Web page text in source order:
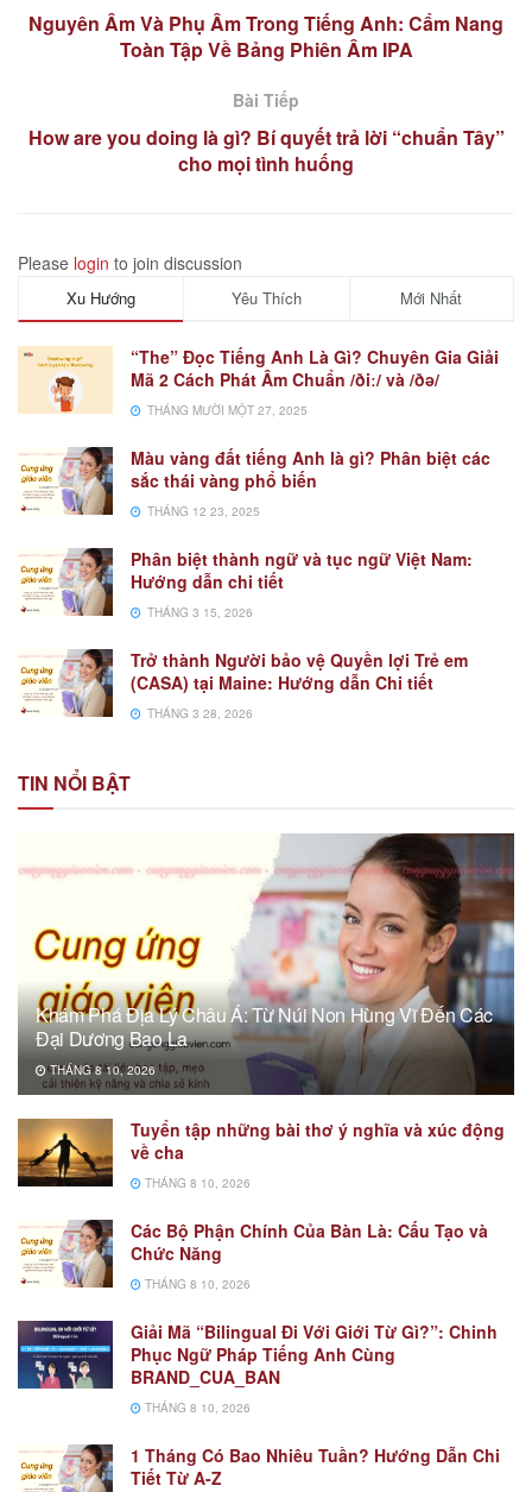
Nguyên Âm Và Phụ Âm Trong Tiếng Anh: Cẩm Nang
Toàn Tập Về Bảng Phiên Âm IPA
Bài Tiếp
How are you doing là gì? Bí quyết trả lời “chuẩn Tây”
cho mọi tình huống
Please login to join discussion
Xu Hướng Yêu Thích Mới Nhất
“The” Đọc Tiếng Anh Là Gì? Chuyên Gia Giải
Mã 2 Cách Phát Âm Chuẩn /ðiː/ và /ðə/
THÁNG MƯỜI MỘT 27, 2025
Màu vàng đất tiếng Anh là gì? Phân biệt các
sắc thái vàng phổ biến
THÁNG 12 23, 2025
Phân biệt thành ngữ và tục ngữ Việt Nam:
Hướng dẫn chi tiết
THÁNG 3 15, 2026
Trở thành Người bảo vệ Quyền lợi Trẻ em
(CASA) tại Maine: Hướng dẫn Chi tiết
THÁNG 3 28, 2026
TIN NỔI BẬT
Khám Phá Địa Lý Châu Á: Từ Núi Non Hùng Vĩ Đến Các
Đại Dương Bao La
THÁNG 8 10, 2026
Tuyển tập những bài thơ ý nghĩa và xúc động
về cha
THÁNG 8 10, 2026
Các Bộ Phận Chính Của Bàn Là: Cấu Tạo và
Chức Năng
THÁNG 8 10, 2026
Giải Mã “Bilingual Đi Với Giới Từ Gì?”: Chinh
Phục Ngữ Pháp Tiếng Anh Cùng
BRAND_CUA_BAN
THÁNG 8 10, 2026
1 Tháng Có Bao Nhiêu Tuần? Hướng Dẫn Chi
Tiết Từ A-Z